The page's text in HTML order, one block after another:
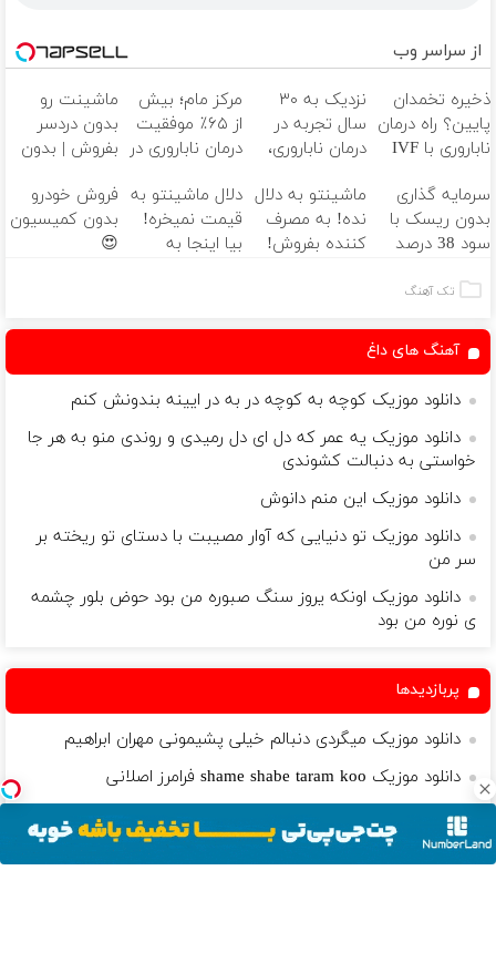
از سراسر وب
ذخیره تخمدان
پایین؟ راه درمان
ناباروری با IVF
🌱
نزدیک به ۳۰
سال تجربه در
درمان ناباروری،
فوق‌تخصصی
مام 👩‍⚕️
مرکز مام؛ بیش
از ۶۵٪ موفقیت
درمان ناباروری در
ماشینت رو
بدون دردسر
بفروش | بدون
سرمایه گذاری
بدون ریسک با
سود 38 درصد
ماشینتو به دلال
نده! به مصرف
کننده بفروش!
دلال ماشینتو به
قیمت نمیخره!
بیا اینجا به
فروش خودرو
بدون کمیسیون
😍
تک آهنگ
آهنگ های داغ
دانلود موزیک کوچه به کوچه در به در ایینه بندونش کنم
دانلود موزیک یه عمر که دل ای دل رمیدی و روندی منو به هر جا
خواستی به دنبالت کشوندی
دانلود موزیک این منم دانوش
دانلود موزیک تو دنیایی که آوار مصیبت با دستای تو ریخته بر
سر من
دانلود موزیک اونکه یروز سنگ صبوره من بود حوض بلور چشمه
ی نوره من بود
پربازدیدها
دانلود موزیک میگردی دنبالم خیلی پشیمونی مهران ابراهیم
دانلود موزیک shame shabe taram koo فرامرز اصلانی
دانلود موزیک نخواستم فاصله باشه بین دستای تو بامن محسن
محمد هاشم